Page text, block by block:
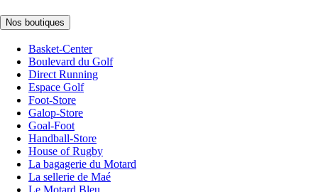
Nos boutiques
Basket-Center
Boulevard du Golf
Direct Running
Espace Golf
Foot-Store
Galop-Store
Goal-Foot
Handball-Store
House of Rugby
La bagagerie du Motard
La sellerie de Maé